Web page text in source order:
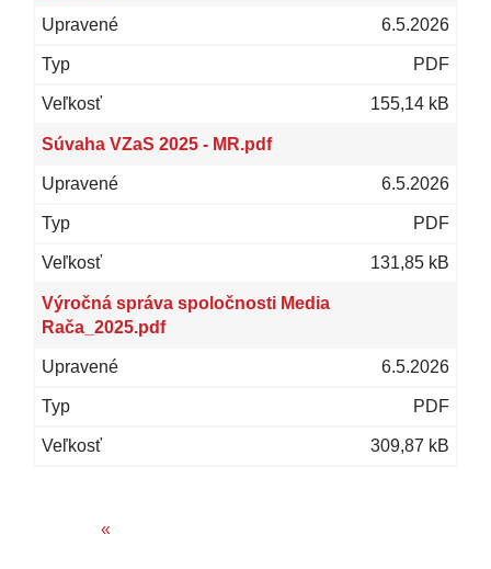
6.5.2026
PDF
155,14 kB
Súvaha VZaS 2025 - MR.pdf
6.5.2026
PDF
131,85 kB
Výročná správa spoločnosti Media
Rača_2025.pdf
6.5.2026
PDF
309,87 kB
«